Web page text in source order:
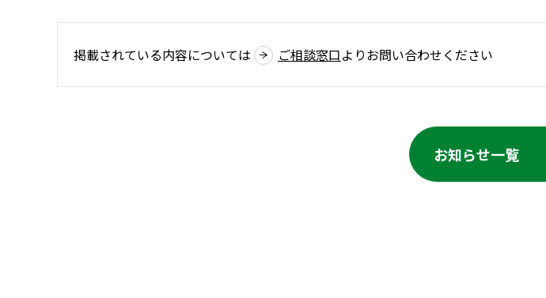
掲載されている内容については ご相談窓口よりお問い合わせください
お知らせ一覧